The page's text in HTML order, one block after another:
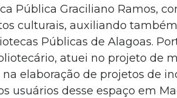
Pública Graciliano Ramos,
culturais, auxiliando
Públicas de Alagoas.
atuei no projeto de
elaboração de projetos de
usuários desse espaço em